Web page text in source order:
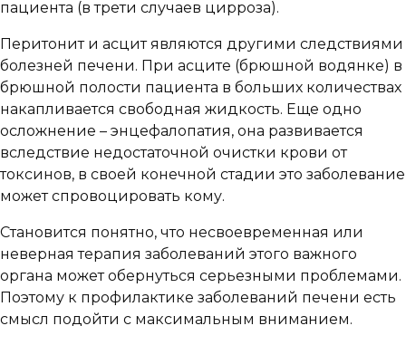
пациента (в трети случаев цирроза).
Перитонит и асцит являются другими следствиями
болезней печени. При асците (брюшной водянке) в
брюшной полости пациента в больших количествах
накапливается свободная жидкость. Еще одно
осложнение – энцефалопатия, она развивается
вследствие недостаточной очистки крови от
токсинов, в своей конечной стадии это заболевание
может спровоцировать кому.
Становится понятно, что несвоевременная или
неверная терапия заболеваний этого важного
органа может обернуться серьезными проблемами.
Поэтому к профилактике заболеваний печени есть
смысл подойти с максимальным вниманием.